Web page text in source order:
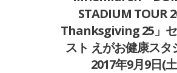
STADIUM TOUR
Thanksgiving 25」
スト えがお健康スタ
2017年9月9日(